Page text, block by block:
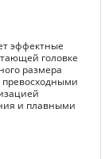
эффектные
головке
размера
превосходными
и плавными